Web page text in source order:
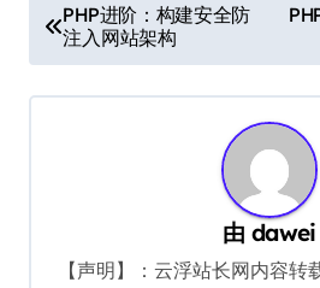
章
导
PHP进阶：构建安全防
注入网站架构
由dawei
【声明】：云浮站长网内容转